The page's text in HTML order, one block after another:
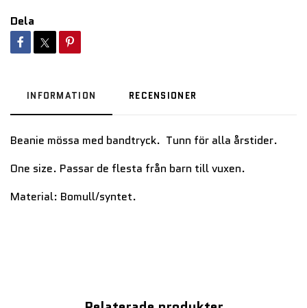
Dela
INFORMATION RECENSIONER
Beanie mössa med bandtryck. Tunn för alla årstider.
One size. Passar de flesta från barn till vuxen.
Material: Bomull/syntet.